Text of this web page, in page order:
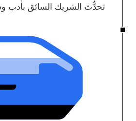
تحدُّث الشريك السائق بأدب